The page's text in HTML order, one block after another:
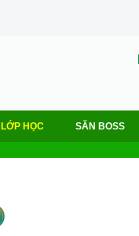
HỌC SĂN BOSS